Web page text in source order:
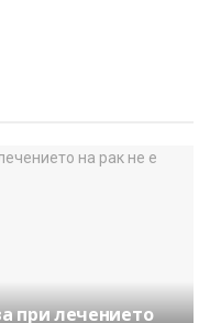
при лечението